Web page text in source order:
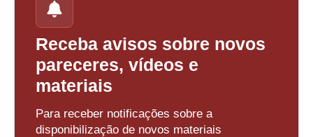
Receba avisos sobre novos
pareceres, vídeos e
materiais
Para receber notificações sobre a
disponibilização de novos materiais